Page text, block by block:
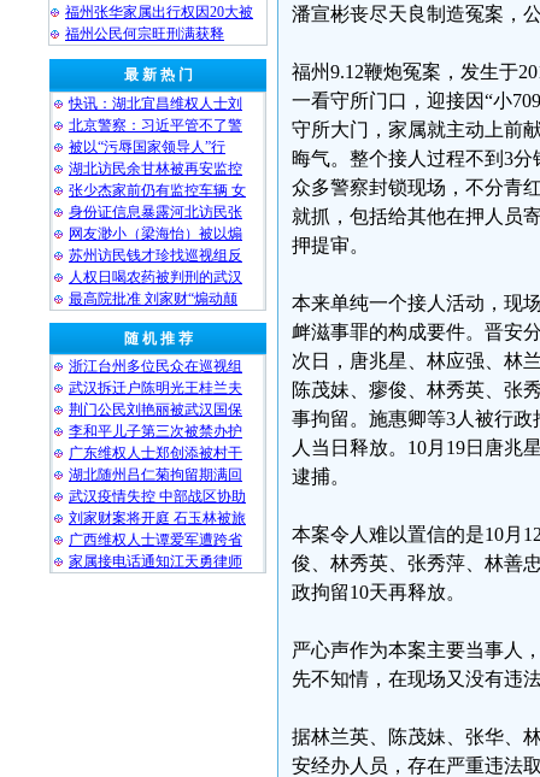
福州张华家属出行权因20大被
福州公民何宗旺刑满获释
最 新 热 门
快讯：湖北宜昌维权人士刘
北京警察：习近平管不了警
被以“污辱国家领导人”行
湖北访民余甘林被再安监控
张少杰家前仍有监控车辆 女
身份证信息暴露河北访民张
网友渺小（梁海怡）被以煽
苏州访民钱才珍找巡视组反
人权日喝农药被判刑的武汉
最高院批准 刘家财“煽动颠
随 机 推 荐
浙江台州多位民众在巡视组
武汉拆迁户陈明光王桂兰夫
荆门公民刘艳丽被武汉国保
李和平儿子第三次被禁办护
广东维权人士郑创添被村干
湖北随州吕仁菊拘留期满回
武汉疫情失控 中部战区协助
刘家财案将开庭 石玉林被旅
广西维权人士谭爱军遭跨省
家属接电话通知江天勇律师
潘宣彬丧尽天良制造冤案，
福州9.12鞭炮冤案，发生于
一看守所门口，迎接因“小
守所大门，家属就主动上前
晦气。整个接人过程不到3
众多警察封锁现场，不分青
就抓，包括给其他在押人员
押提审。
本来单纯一个接人活动，现
衅滋事罪的构成要件。晋安
次日，唐兆星、林应强、林
陈茂妹、瘳俊、林秀英、张
事拘留。施惠卿等3人被行
人当日释放。10月19日唐兆
逮捕。
本案令人难以置信的是10月
俊、林秀英、张秀萍、林善
政拘留10天再释放。
严心声作为本案主要当事人
先不知情，在现场又没有违
据林兰英、陈茂妹、张华、
安经办人员，存在严重违法